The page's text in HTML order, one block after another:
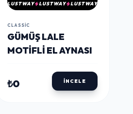
LUSTWAY LUSTWAY LUSTWAY
CLASSIC
GÜMÜŞ LALE
MOTIFLI EL AYNASI
₺0 İNCELE